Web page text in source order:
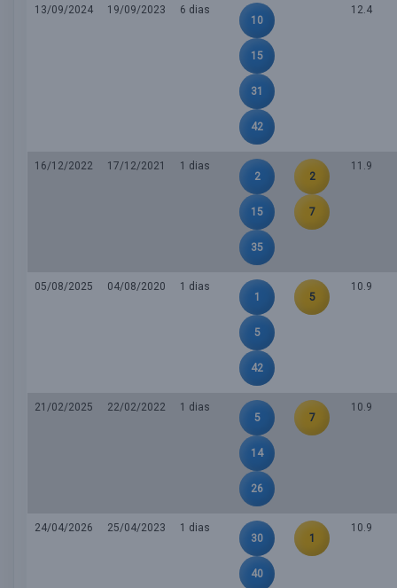
13/09/2024 19/09/2023
6 dias
10
15
31
42
12.4
16/12/2022 17/12/2021
1 dias
2
15
35
2
7
11.9
05/08/2025 04/08/2020
1 dias
1
5
42
5
10.9
21/02/2025 22/02/2022
1 dias
5
14
26
7
10.9
24/04/2026 25/04/2023
1 dias
30
40
1
10.9